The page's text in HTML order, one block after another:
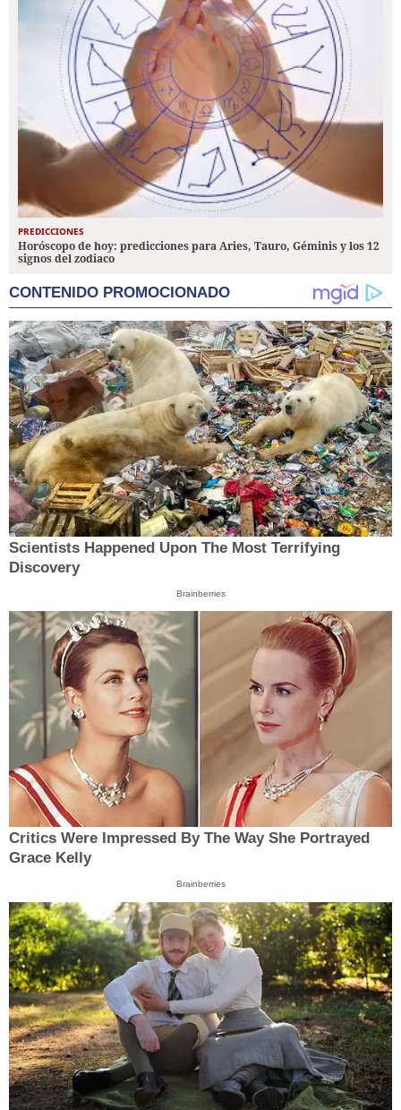
PREDICCIONES
Horóscopo de hoy: predicciones para Aries, Tauro, Géminis y los 12
signos del zodiaco
CONTENIDO PROMOCIONADO
Scientists Happened Upon The Most Terrifying
Discovery
Brainberries
Critics Were Impressed By The Way She Portrayed
Grace Kelly
Brainberries